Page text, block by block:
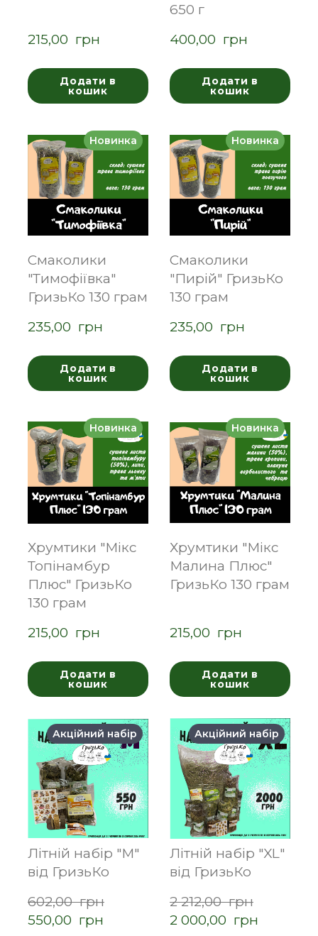
215,00  грн
Додати в
кошик
650 г
400,00  грн
Додати в
кошик
Новинка
Смаколики
"Тимофіївка"
ГризьКо 130 грам
235,00  грн
Додати в
кошик
Новинка
Смаколики
"Пирій" ГризьКо
130 грам
235,00  грн
Додати в
кошик
Новинка
Хрумтики "Мікс
Топінамбур
Плюс" ГризьКо
130 грам
215,00  грн
Додати в
кошик
Новинка
Хрумтики "Мікс
Малина Плюс"
ГризьКо 130 грам
215,00  грн
Додати в
кошик
Акційний набір
Літній набір "М"
від ГризьКо
602,00  грн
550,00  грн
Акційний набір
Літній набір "XL"
від ГризьКо
2 212,00  грн
2 000,00  грн